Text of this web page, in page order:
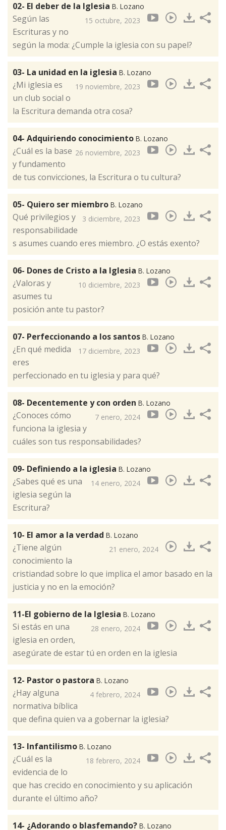
02- El deber de la Iglesia B. Lozano
15 octubre, 2023
Según las
Escrituras y no
según la moda: ¿Cumple la iglesia con su papel?
03- La unidad en la iglesia B. Lozano
19 noviembre, 2023
¿Mi iglesia es
un club social o
la Escritura demanda otra cosa?
04- Adquiriendo conocimiento B. Lozano
26 noviembre, 2023
¿Cuál es la base
y fundamento
de tus convicciones, la Escritura o tu cultura?
05- Quiero ser miembro B. Lozano
3 diciembre, 2023
Qué privilegios y
responsabilidade
s asumes cuando eres miembro. ¿O estás exento?
06- Dones de Cristo a la Iglesia B. Lozano
10 diciembre, 2023
¿Valoras y
asumes tu
posición ante tu pastor?
07- Perfeccionando a los santos B. Lozano
17 diciembre, 2023
¿En qué medida
eres
perfeccionado en tu iglesia y para qué?
08- Decentemente y con orden B. Lozano
7 enero, 2024
¿Conoces cómo
funciona la iglesia y
cuáles son tus responsabilidades?
09- Definiendo a la iglesia B. Lozano
14 enero, 2024
¿Sabes qué es una
iglesia según la
Escritura?
10- El amor a la verdad B. Lozano
21 enero, 2024
¿Tiene algún
conocimiento la
cristiandad sobre lo que implica el amor basado en la
justicia y no en la emoción?
11-El gobierno de la Iglesia B. Lozano
28 enero, 2024
Si estás en una
iglesia en orden,
asegúrate de estar tú en orden en la iglesia
12- Pastor o pastora B. Lozano
4 febrero, 2024
¿Hay alguna
normativa bíblica
que defina quien va a gobernar la iglesia?
13- Infantilismo B. Lozano
18 febrero, 2024
¿Cuál es la
evidencia de lo
que has crecido en conocimiento y su aplicación
durante el último año?
14- ¿Adorando o blasfemando? B. Lozano